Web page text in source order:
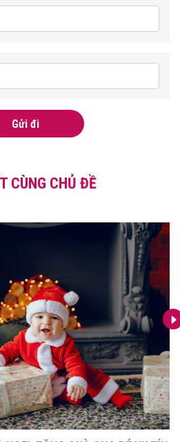
Gửi đi
CÙNG CHỦ ĐỀ